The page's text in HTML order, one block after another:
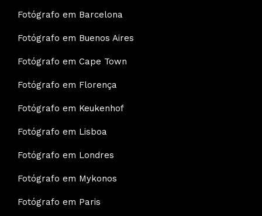
Fotógrafo em Barcelona
Fotógrafo em Buenos Aires
Fotógrafo em Cape Town
Fotógrafo em Florença
Fotógrafo em Keukenhof
Fotógrafo em Lisboa
Fotógrafo em Londres
Fotógrafo em Mykonos
Fotógrafo em Paris